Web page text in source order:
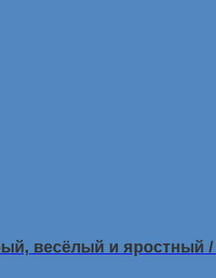
весёлый и яростный /